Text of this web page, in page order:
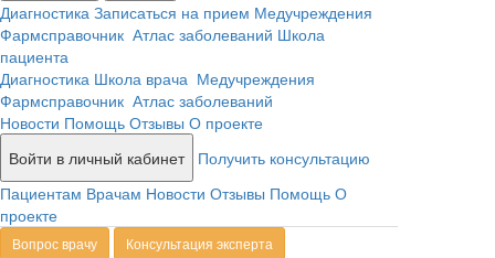
Диагностика Записаться на прием Медучреждения
Фармсправочник Атлас заболеваний Школа
пациента
Диагностика Школа врача Медучреждения
Фармсправочник Атлас заболеваний
Новости Помощь Отзывы О проекте
Войти в личный кабинет
Получить консультацию
Пациентам Врачам Новости Отзывы Помощь О
проекте
Вопрос врачу Консультация эксперта